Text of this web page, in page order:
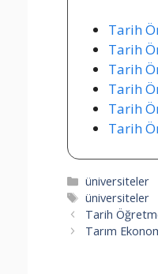
Tarih
Tarih
Tarih
Tarih
Tarih
Tarih
Kategoriler
üniversiteler
Etiketler
üniversiteler
Tarih
Tarım